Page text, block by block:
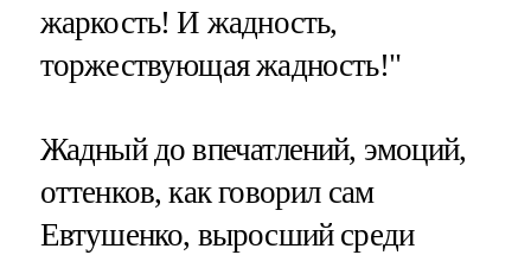
жаркость! И жадность,
торжествующая жадность!"
Жадный до впечатлений, эмоций,
оттенков, как говорил сам
Евтушенко, выросший среди